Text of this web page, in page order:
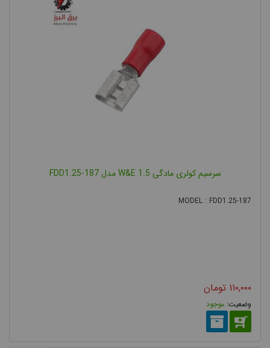
سرسیم کولری مادگی 1.5 W&E مدل FDD1.25-187
MODEL : FDD1.25-187
۱۱۰,۰۰۰ تومان
موجود